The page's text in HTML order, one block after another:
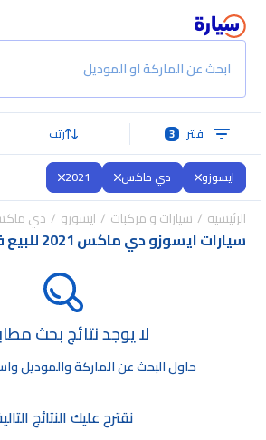
ابحث عن الماركة او الموديل
فلتر 3 رتب
ايسوزو دي ماكس 2021
الرئيسية سيارات و مركبات ايسوزو دي
سيارات ايسوزو دي ماكس 2021 للبيع في السعودية
لا يوجد نتائج بحث
حاول البحث عن الماركة والموديل
نقترح عليك النتائج